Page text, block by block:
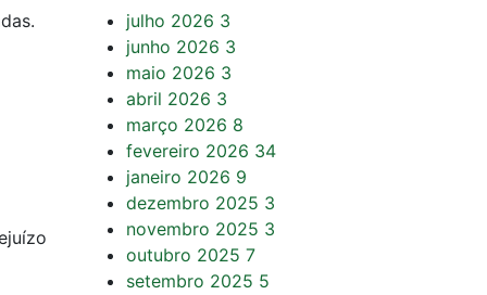
julho 2026 3
junho 2026 3
maio 2026 3
abril 2026 3
março 2026 8
fevereiro 2026 34
janeiro 2026 9
dezembro 2025 3
novembro 2025 3
outubro 2025 7
setembro 2025 5